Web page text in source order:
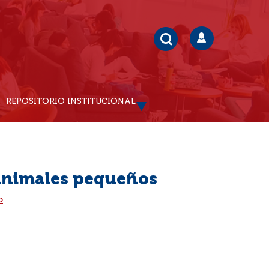
REPOSITORIO INSTITUCIONAL
pequeños